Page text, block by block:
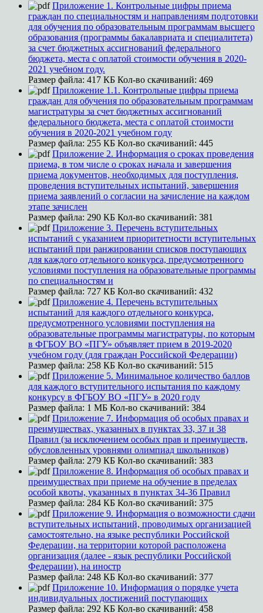
Приложение 1. Контрольные цифры приема
граждан по специальностям и направлениям подготовки
для обучения по образовательным программам высшего
образования (программы бакалавриата и специалитета)
за счет бюджетных ассигнований федерального
бюджета, места с оплатой стоимости обучения в 2020-
2021 учебном году.
Размер файла: 417 КБ Кол-во скачиваний: 469
Приложение 1.1. Контрольные цифры приема
граждан для обучения по образовательным программам
магистратуры за счет бюджетных ассигнований
федерального бюджета, места с оплатой стоимости
обучения в 2020-2021 учебном году
Размер файла: 255 КБ Кол-во скачиваний: 445
Приложение 2. Информация о сроках проведения
приема, в том числе о сроках начала и завершения
приема документов, необходимых для поступления,
проведения вступительных испытаний, завершения
приема заявлений о согласии на зачисление на каждом
этапе зачислен
Размер файла: 290 КБ Кол-во скачиваний: 381
Приложение 3. Перечень вступительных
испытаний с указанием приоритетности вступительных
испытаний при ранжировании списков поступающих
для каждого отдельного конкурса, предусмотренного
условиями поступления на образовательные программы
по специальностям и
Размер файла: 727 КБ Кол-во скачиваний: 432
Приложение 4. Перечень вступительных
испытаний для каждого отдельного конкурса,
предусмотренного условиями поступления на
образовательные программы магистратуры, по которым
в ФГБОУ ВО «ПГУ» объявляет прием в 2019-2020
учебном году (для граждан Российской Федерации)
Размер файла: 258 КБ Кол-во скачиваний: 515
Приложение 5. Минимальное количество баллов
для каждого вступительного испытания по каждому
конкурсу в ФГБОУ ВО «ПГУ» в 2020 году
Размер файла: 1 МБ Кол-во скачиваний: 384
Приложение 7. Информация об особых правах и
преимуществах, указанных в пунктах 33, 37 и 38
Правил (за исключением особых прав и преимуществ,
обусловленных уровнями олимпиад школьников)
Размер файла: 279 КБ Кол-во скачиваний: 383
Приложение 8. Информация об особых правах и
преимуществах при приеме на обучение в пределах
особой квоты, указанных в пунктах 34-36 Правил
Размер файла: 284 КБ Кол-во скачиваний: 375
Приложение 9. Информация о возможности сдачи
вступительных испытаний, проводимых организацией
самостоятельно, на языке республики Российской
Федерации, на территории которой расположена
организация (далее - язык республики Российской
Федерации), на иностр
Размер файла: 248 КБ Кол-во скачиваний: 377
Приложение 10. Информация о порядке учета
индивидуальных достижений поступающих
Размер файла: 292 КБ Кол-во скачиваний: 458